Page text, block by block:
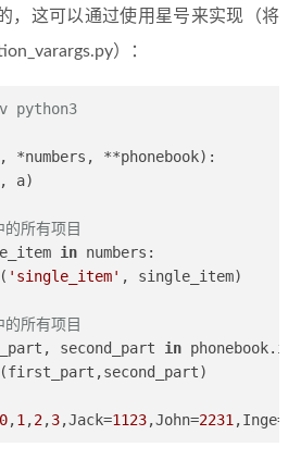
，这可以通过使用星号来实现（将
）：
python3
, *numbers, **phonebook):
, a)
所有项目
in numbers:
( 'single_item' , single_item)
所有项目
second_part in
(first_part,second_part)
,1 ,2,3,Jack=1123,John=2231 ,Inge=